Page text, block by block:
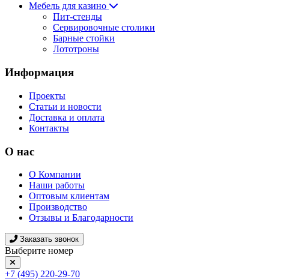
Мебель для казино
Пит-стенды
Сервировочные столики
Барные стойки
Лототроны
Информация
Проекты
Статьи и новости
Доставка и оплата
Контакты
О нас
О Компании
Наши работы
Оптовым клиентам
Производство
Отзывы и Благодарности
Заказать звонок
Выберите номер
+7 (495) 220-29-70